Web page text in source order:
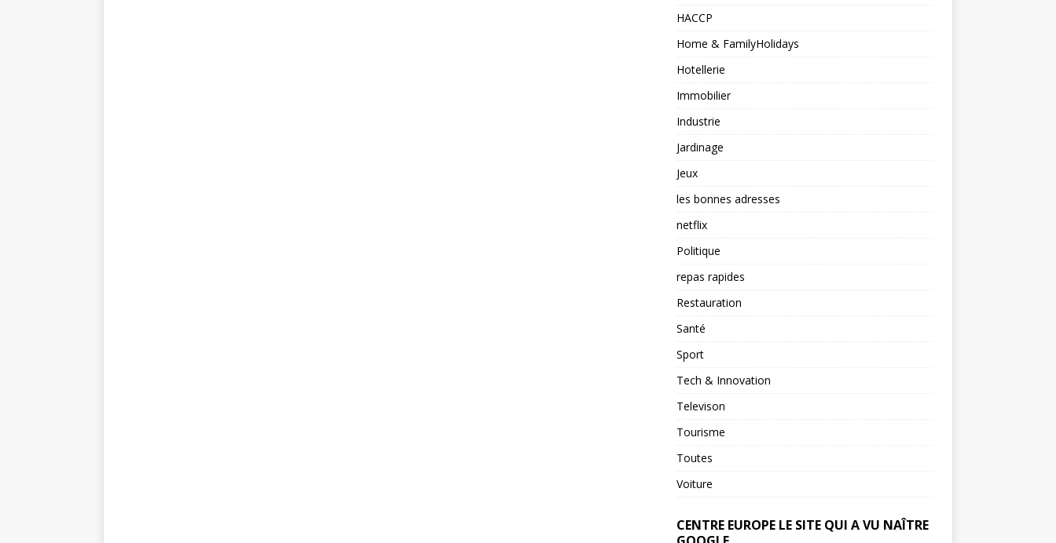
HACCP
Home & FamilyHolidays
Hotellerie
Immobilier
Industrie
Jardinage
Jeux
les bonnes adresses
netflix
Politique
repas rapides
Restauration
Santé
Sport
Tech & Innovation
Televison
Tourisme
Toutes
Voiture
CENTRE EUROPE LE SITE QUI A VU NAÎTRE